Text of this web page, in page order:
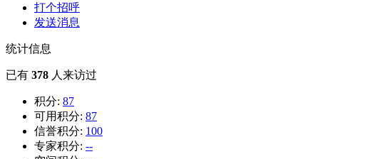
打个招呼
发送消息
统计信息
已有 378 人来访过
积分: 87
可用积分: 87
信誉积分: 100
专家积分: --